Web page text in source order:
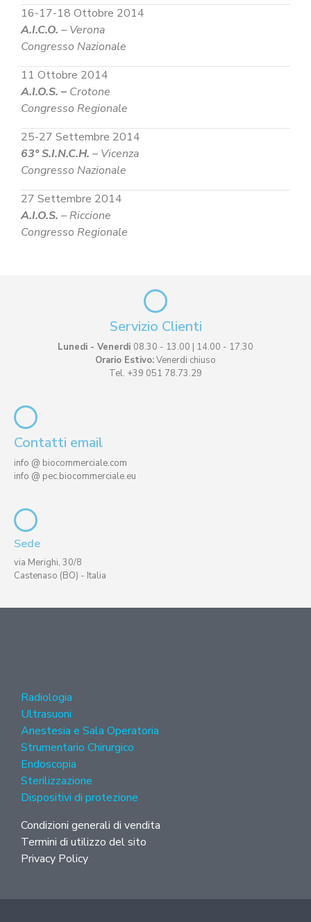
16-17-18 Ottobre 2014
A.I.C.O. – Verona
Congresso Nazionale
11 Ottobre 2014
A.I.O.S. – Crotone
Congresso Regionale
25-27 Settembre 2014
63° S.I.N.C.H. – Vicenza
Congresso Nazionale
27 Settembre 2014
A.I.O.S. – Riccione
Congresso Regionale
Servizio Clienti
Lunedi - Venerdi 08.30 - 13.00 | 14.00 - 17.30
Orario Estivo:Venerdi chiuso
Tel. +39 051 78.73.29
Contatti email
info @ biocommerciale.com
info @ pec.biocommerciale.eu
Sede
via Merighi, 30/8
Castenaso (BO) - Italia
Radiologia
Ultrasuoni
Anestesia e Sala Operatoria
Strumentario Chirurgico
Endoscopia
Sterilizzazione
Dispositivi di protezione
Condizioni generali di vendita
Termini di utilizzo del sito
Privacy Policy